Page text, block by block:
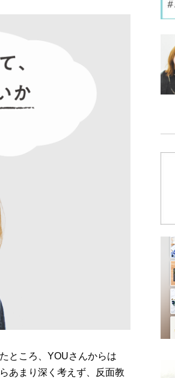
ところ、YOUさんからは
あまり深く考えず、反面教